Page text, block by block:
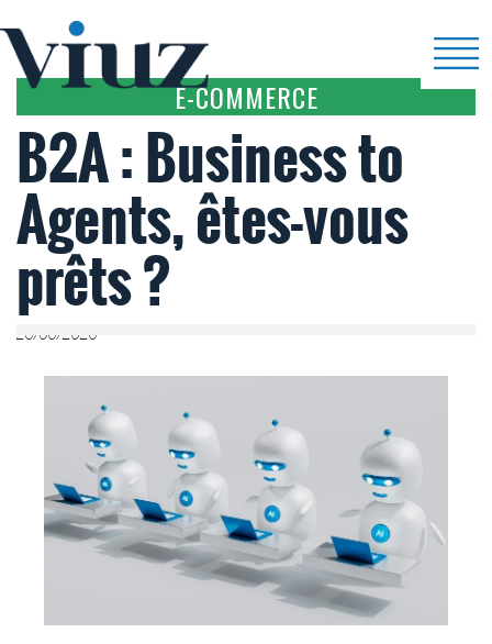
E-COMMERCE
B2A : Business to
Agents, êtes-vous
prêts ?
26/06/2026